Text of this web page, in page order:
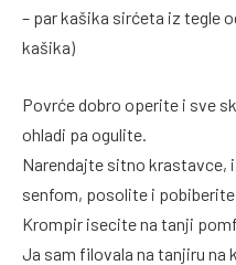
– par kašika sirćeta iz tegle
kašika)
Povrće dobro operite i sve
ohladi pa ogulite.
Narendajte sitno krastavce,
senfom, posolite i
Krompir isecite na tanji
Ja sam filovala na tanjiru na